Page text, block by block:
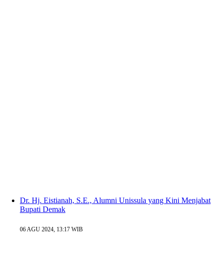
Dr. Hj. Eistianah, S.E., Alumni Unissula yang Kini Menjabat
Bupati Demak
06 AGU 2024, 13:17 WIB